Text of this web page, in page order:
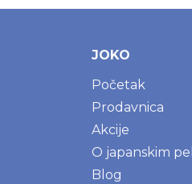
JOKO
Početak
Prodavnica
Akcije
O japanskim
Blog